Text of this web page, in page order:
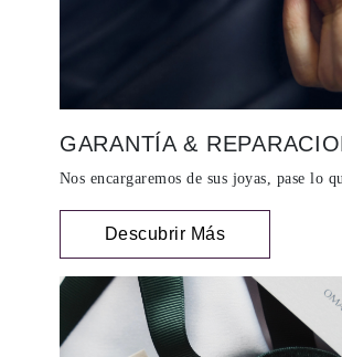
GARANTÍA &
Nos encargaremos de sus joyas, pase lo
Descubrir Más